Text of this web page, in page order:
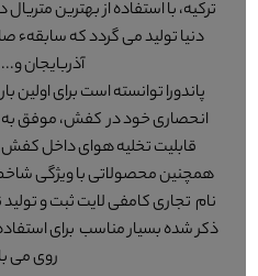
ترکیه، با استفاده از بهترین
دنیا تولید می گردد که سابقهء
آذربایجان و...
پاندورا توانسته است برای اولین
انحصاری خود در کفش، موفق به
قابلیت تخلیه هوای داخل کفش
همچنین محصولاتی با ویژگی
نام تجاری کامفی لایت ثبت و تولید
ذکر شده بسیار مناسب برای
روی می